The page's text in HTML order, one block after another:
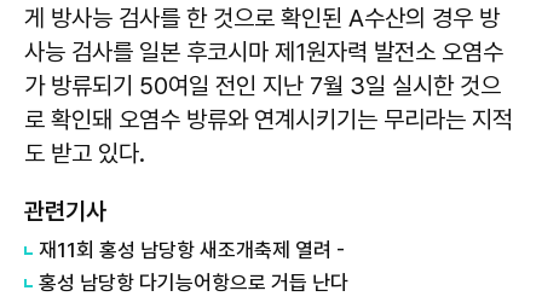
게 방사능 검사를 한 것으로 확인된 A수산의 경우 방
사능 검사를 일본 후코시마 제1원자력 발전소 오염수
가 방류되기 50여일 전인 지난 7월 3일 실시한 것으
로 확인돼 오염수 방류와 연계시키기는 무리라는 지적
도 받고 있다.
관련기사
재11회 홍성 남당항 새조개축제 열려 -
홍성 남당항 다기능어항으로 거듭 난다